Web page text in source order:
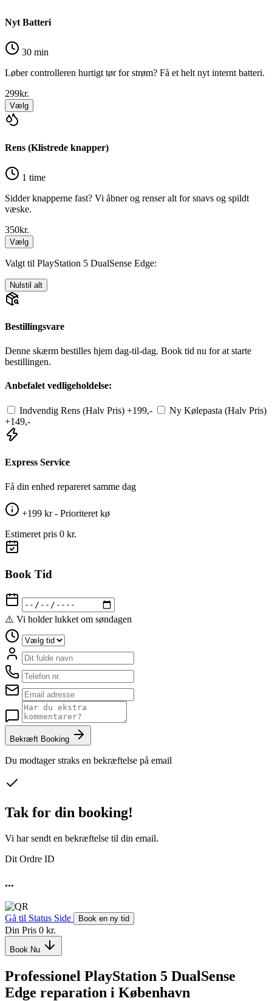
Nyt Batteri
30 min
Løber controlleren hurtigt tør for strøm? Få et helt nyt internt batteri.
299kr.
Vælg
Rens (Klistrede knapper)
1 time
Sidder knapperne fast? Vi åbner og renser alt for snavs og spildt
væske.
350kr.
Vælg
Valgt til PlayStation 5 DualSense Edge:
Nulstil alt
Bestillingsvare
Denne skærm bestilles hjem dag-til-dag. Book tid nu for at starte
bestillingen.
Anbefalet vedligeholdelse:
Indvendig Rens (Halv Pris) +199,-
Ny Kølepasta (Halv Pris)
+149,-
Express Service
Få din enhed repareret samme dag
+199 kr - Prioriteret kø
Estimeret pris 0 kr.
Book Tid
⚠️ Vi holder lukket om søndagen
Bekræft Booking
Du modtager straks en bekræftelse på email
Tak for din booking!
Vi har sendt en bekræftelse til din email.
Dit Ordre ID
...
Gå til Status Side Book en ny tid
Din Pris 0 kr.
Book Nu
Professionel PlayStation 5 DualSense
Edge reparation i København